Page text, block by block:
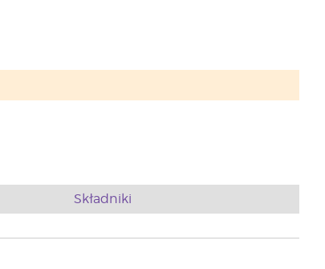
Składniki